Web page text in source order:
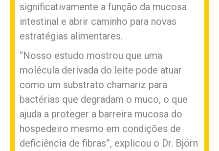
significativamente a função da mucosa
intestinal e abrir caminho para novas
estratégias alimentares.
“Nosso estudo mostrou que uma
molécula derivada do leite pode atuar
como um substrato chamariz para
bactérias que degradam o muco, o que
ajuda a proteger a barreira mucosa do
hospedeiro mesmo em condições de
deficiência de fibras”, explicou o Dr. Björn